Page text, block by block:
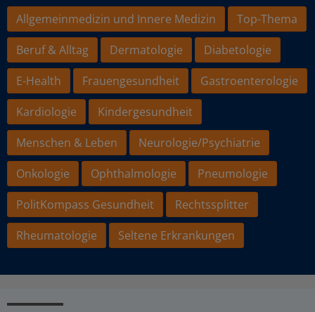
Allgemeinmedizin und Innere Medizin
Top-Thema
Beruf & Alltag
Dermatologie
Diabetologie
E-Health
Frauengesundheit
Gastroenterologie
Kardiologie
Kindergesundheit
Menschen & Leben
Neurologie/Psychiatrie
Onkologie
Ophthalmologie
Pneumologie
PolitKompass Gesundheit
Rechtssplitter
Rheumatologie
Seltene Erkrankungen